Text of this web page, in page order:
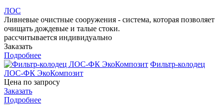
ЛОС
Ливневые очистные сооружения - система, которая позволяет
очищать дождевые и талые стоки.
рассчитывается индивидуально
Заказать
Подробнее
Фильтр-колодец
ЛОС-ФК ЭкоКомпозит
Цена по запросу
Заказать
Подробнее